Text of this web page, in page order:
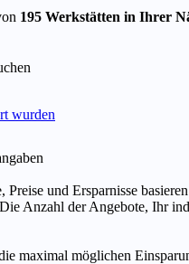
195 Werkstätten in Ihrer
wurden
Preise und Ersparnisse
Anzahl der Angebote, Ihr
maximal möglichen